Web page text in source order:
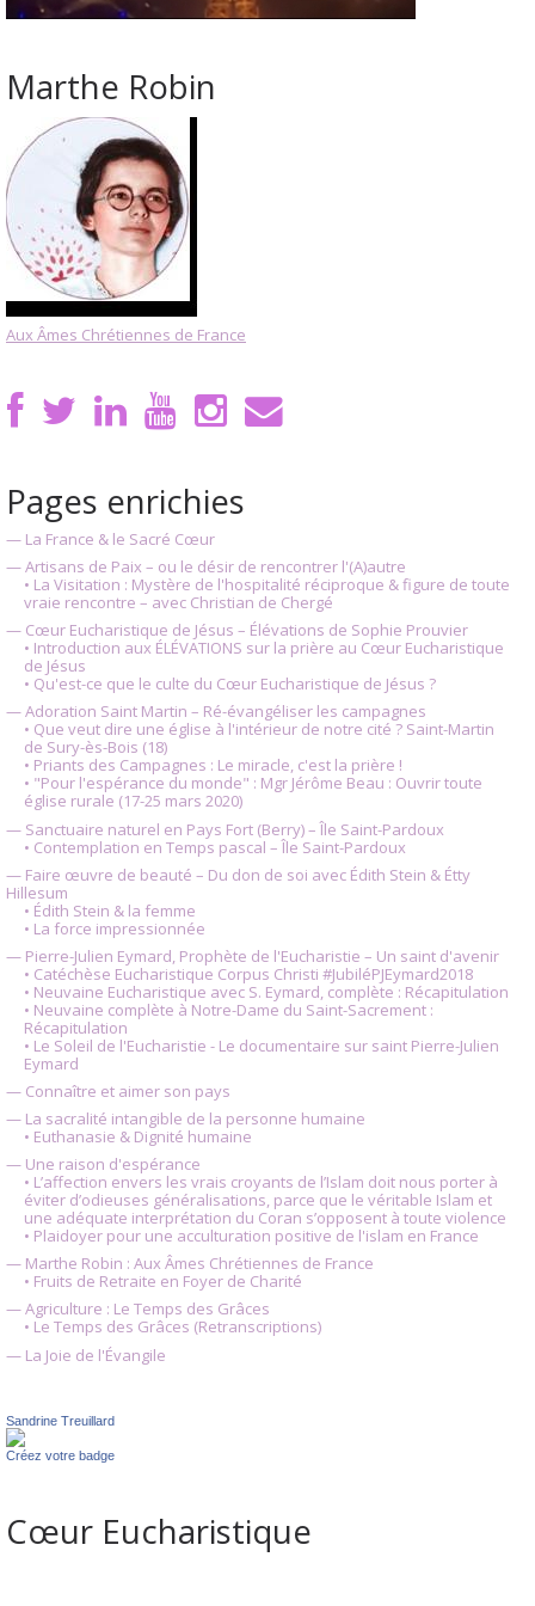
Marthe Robin
Aux Âmes Chrétiennes de France
Pages enrichies
— La France & le Sacré Cœur
— Artisans de Paix – ou le désir de rencontrer l'(A)autre
• La Visitation : Mystère de l'hospitalité réciproque & figure de toute
vraie rencontre – avec Christian de Chergé
— Cœur Eucharistique de Jésus – Élévations de Sophie Prouvier
• Introduction aux ÉLÉVATIONS sur la prière au Cœur Eucharistique
de Jésus
• Qu'est-ce que le culte du Cœur Eucharistique de Jésus ?
— Adoration Saint Martin – Ré-évangéliser les campagnes
• Que veut dire une église à l'intérieur de notre cité ? Saint-Martin
de Sury-ès-Bois (18)
• Priants des Campagnes : Le miracle, c'est la prière !
• "Pour l'espérance du monde" : Mgr Jérôme Beau : Ouvrir toute
église rurale (17-25 mars 2020)
— Sanctuaire naturel en Pays Fort (Berry) – Île Saint-Pardoux
• Contemplation en Temps pascal – Île Saint-Pardoux
— Faire œuvre de beauté – Du don de soi avec Édith Stein & Étty
Hillesum
• Édith Stein & la femme
• La force impressionnée
— Pierre-Julien Eymard, Prophète de l'Eucharistie – Un saint d'avenir
• Catéchèse Eucharistique Corpus Christi #JubiléPJEymard2018
• Neuvaine Eucharistique avec S. Eymard, complète : Récapitulation
• Neuvaine complète à Notre-Dame du Saint-Sacrement :
Récapitulation
• Le Soleil de l'Eucharistie - Le documentaire sur saint Pierre-Julien
Eymard
— Connaître et aimer son pays
— La sacralité intangible de la personne humaine
• Euthanasie & Dignité humaine
— Une raison d'espérance
• L’affection envers les vrais croyants de l’Islam doit nous porter à
éviter d’odieuses généralisations, parce que le véritable Islam et
une adéquate interprétation du Coran s’opposent à toute violence
• Plaidoyer pour une acculturation positive de l'islam en France
— Marthe Robin : Aux Âmes Chrétiennes de France
• Fruits de Retraite en Foyer de Charité
— Agriculture : Le Temps des Grâces
• Le Temps des Grâces (Retranscriptions)
— La Joie de l'Évangile
Sandrine Treuillard
Créez votre badge
Cœur Eucharistique